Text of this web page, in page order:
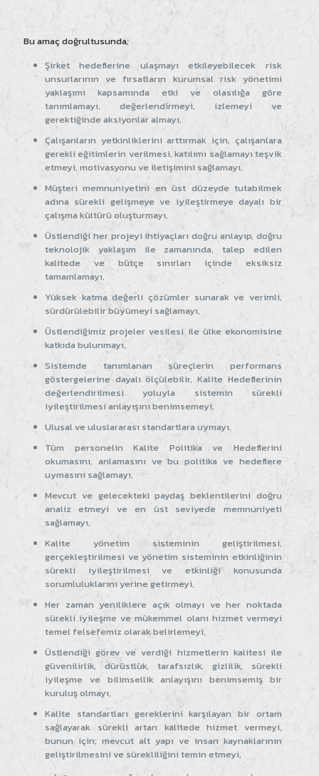
Bu amaç doğrultusunda;
Şirket hedeflerine ulaşmayı etkileyebilecek risk
unsurlarının ve fırsatların kurumsal risk yönetimi
yaklaşımı kapsamında etki ve olasılığa göre
tanımlamayı, değerlendirmeyi, izlemeyi ve
gerektiğinde aksiyonlar almayı,
Çalışanların yetkinliklerini arttırmak için, çalışanlara
gerekli eğitimlerin verilmesi, katılımı sağlamayı teşvik
etmeyi, motivasyonu ve iletişimini sağlamayı,
Müşteri memnuniyetini en üst düzeyde tutabilmek
adına sürekli gelişmeye ve iyileştirmeye dayalı bir
çalışma kültürü oluşturmayı,
Üstlendiği her projeyi ihtiyaçları doğru anlayıp, doğru
teknolojik yaklaşım ile zamanında, talep edilen
kalitede ve bütçe sınırları içinde eksiksiz
tamamlamayı,
Yüksek katma değerli çözümler sunarak ve verimli,
sürdürülebilir büyümeyi sağlamayı,
Üstlendiğimiz projeler vesilesi ile ülke ekonomisine
katkıda bulunmayı,
Sistemde tanımlanan süreçlerin performans
göstergelerine dayalı ölçülebilir, Kalite Hedeflerinin
değerlendirilmesi yoluyla sistemin sürekli
iyileştirilmesi anlayışını benimsemeyi,
Ulusal ve uluslararası standartlara uymayı,
Tüm personelin Kalite Politika ve Hedeflerini
okumasını, anlamasını ve bu politika ve hedeflere
uymasını sağlamayı,
Mevcut ve gelecekteki paydaş beklentilerini doğru
analiz etmeyi ve en üst seviyede memnuniyeti
sağlamayı,
Kalite yönetim sisteminin geliştirilmesi,
gerçekleştirilmesi ve yönetim sisteminin etkinliğinin
sürekli iyileştirilmesi ve etkinliği konusunda
sorumluluklarını yerine getirmeyi,
Her zaman yeniliklere açık olmayı ve her noktada
sürekli iyileşme ve mükemmel olanı hizmet vermeyi
temel felsefemiz olarak belirlemeyi,
Üstlendiği görev ve verdiği hizmetlerin kalitesi ile
güvenilirlik, dürüstlük, tarafsızlık, gizlilik, sürekli
iyileşme ve bilimsellik anlayışını benimsemiş bir
kuruluş olmayı,
Kalite standartları gereklerini karşılayan bir ortam
sağlayarak sürekli artan kalitede hizmet vermeyi,
bunun için; mevcut alt yapı ve insan kaynaklarının
geliştirilmesini ve sürekliliğini temin etmeyi,